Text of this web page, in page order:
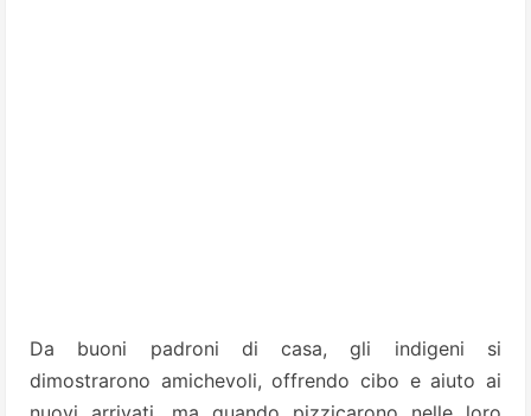
Da buoni padroni di casa, gli indigeni si
dimostrarono amichevoli, offrendo cibo e aiuto ai